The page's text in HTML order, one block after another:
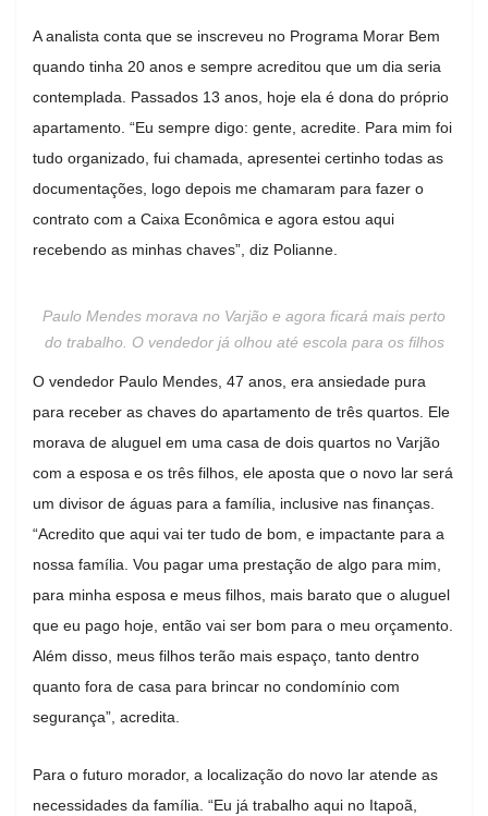
A analista conta que se inscreveu no Programa Morar Bem
quando tinha 20 anos e sempre acreditou que um dia seria
contemplada. Passados 13 anos, hoje ela é dona do próprio
apartamento. “Eu sempre digo: gente, acredite. Para mim foi
tudo organizado, fui chamada, apresentei certinho todas as
documentações, logo depois me chamaram para fazer o
contrato com a Caixa Econômica e agora estou aqui
recebendo as minhas chaves”, diz Polianne.
Paulo Mendes morava no Varjão e agora ficará mais perto
do trabalho. O vendedor já olhou até escola para os filhos
O vendedor Paulo Mendes, 47 anos, era ansiedade pura
para receber as chaves do apartamento de três quartos. Ele
morava de aluguel em uma casa de dois quartos no Varjão
com a esposa e os três filhos, ele aposta que o novo lar será
um divisor de águas para a família, inclusive nas finanças.
“Acredito que aqui vai ter tudo de bom, e impactante para a
nossa família. Vou pagar uma prestação de algo para mim,
para minha esposa e meus filhos, mais barato que o aluguel
que eu pago hoje, então vai ser bom para o meu orçamento.
Além disso, meus filhos terão mais espaço, tanto dentro
quanto fora de casa para brincar no condomínio com
segurança”, acredita.
Para o futuro morador, a localização do novo lar atende as
necessidades da família. “Eu já trabalho aqui no Itapoã,